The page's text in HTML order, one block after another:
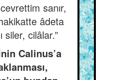
sanır,
âdeta
siler, cilâlar.”
Calinus’a